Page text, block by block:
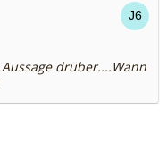
drüber....Wann